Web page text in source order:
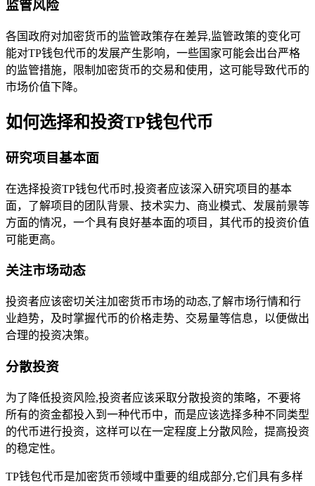
监管风险
各国政府对加密货币的监管政策存在差异,监管政策的变化可
能对TP钱包代币的发展产生影响，一些国家可能会出台严格
的监管措施，限制加密货币的交易和使用，这可能导致代币的
市场价值下降。
如何选择和投资TP钱包代币
研究项目基本面
在选择投资TP钱包代币时,投资者应该深入研究项目的基本
面，了解项目的团队背景、技术实力、商业模式、发展前景等
方面的情况，一个具有良好基本面的项目，其代币的投资价值
可能更高。
关注市场动态
投资者应该密切关注加密货币市场的动态,了解市场行情和行
业趋势，及时掌握代币的价格走势、交易量等信息，以便做出
合理的投资决策。
分散投资
为了降低投资风险,投资者应该采取分散投资的策略，不要将
所有的资金都投入到一种代币中，而是应该选择多种不同类型
的代币进行投资，这样可以在一定程度上分散风险，提高投资
的稳定性。
TP钱包代币是加密货币领域中重要的组成部分,它们具有多样